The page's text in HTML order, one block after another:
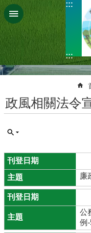
跳到主要內容區塊
:::
:::
政風相關法令
廉
公
例